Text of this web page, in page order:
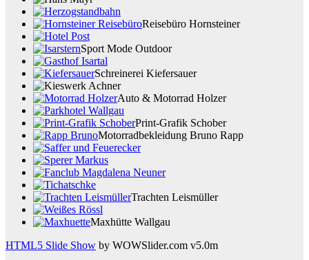
Reisebüro Hornsteiner
Sport Mode Outdoor
Schreinerei Kiefersauer
Auto & Motorrad Holzer
Print-Grafik Schober
Motorradbekleidung Bruno Rapp
Trachten Leismüller
Maxhütte Wallgau
HTML5 Slide Show by WOWSlider.com v5.0m